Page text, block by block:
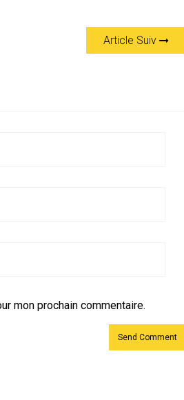
Article Suiv
mon prochain commentaire.